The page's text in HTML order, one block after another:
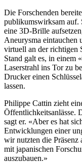
Die Forschenden
publikums­wirksam auf.
eine 3D-Brille
Aneurysma eintauchen
virtuell an der richtigen
Stand galt es, in einem
Laserstrahl ins Tor zu
Drucker einen
lassen.
Philippe Cattin zieht
Öffentlich­keits­anlässe.
sagt er. «Aber es hat
Entwicklungen einer
wir nutzten die Präsenz
mit japanischen
auszubauen.»